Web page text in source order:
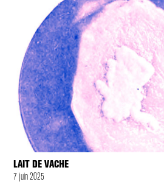
LAIT DE VACHE
7 juin 2025